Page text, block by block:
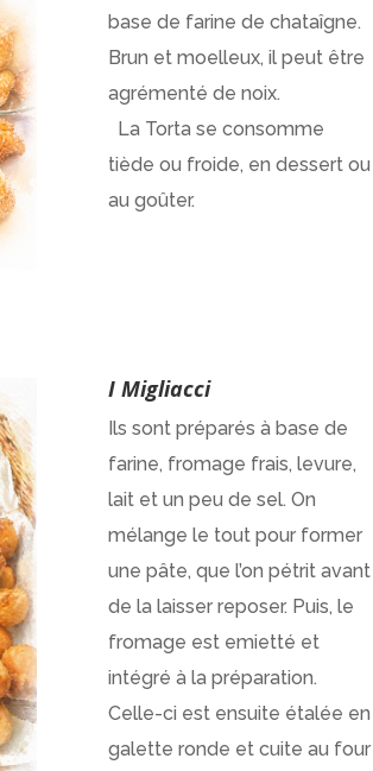
base de farine de chataîgne.
Brun et moelleux, il peut être
agrémenté de noix.
La Torta se consomme
tiède ou froide, en dessert ou
au goûter.
I Migliacci
Ils sont préparés à base de
farine, fromage frais, levure,
lait et un peu de sel. On
mélange le tout pour former
une pâte, que l’on pétrit avant
de la laisser reposer. Puis, le
fromage est emietté et
intégré à la préparation.
Celle-ci est ensuite étalée en
galette ronde et cuite au four